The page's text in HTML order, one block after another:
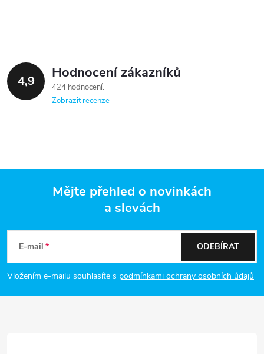
4,9 Hodnocení zákazníků
424 hodnocení
Zobrazit recenze
p
a
Mějte přehled o novinkách
a slevách
E-mail
Vložením e-mailu souhlasíte s podmínkami ochrany osobních údajů
ODEBÍRAT